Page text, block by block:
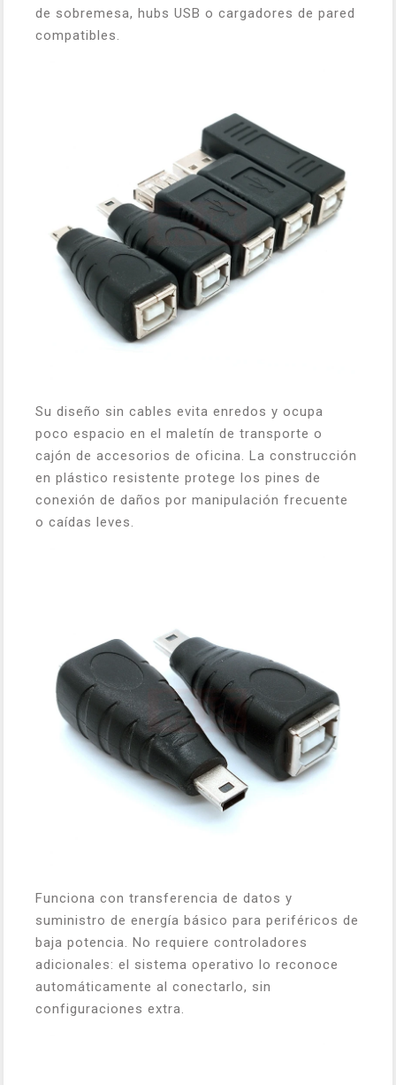
de sobremesa, hubs USB o cargadores de pared
compatibles.
Su diseño sin cables evita enredos y ocupa
poco espacio en el maletín de transporte o
cajón de accesorios de oficina. La construcción
en plástico resistente protege los pines de
conexión de daños por manipulación frecuente
o caídas leves.
Funciona con transferencia de datos y
suministro de energía básico para periféricos de
baja potencia. No requiere controladores
adicionales: el sistema operativo lo reconoce
automáticamente al conectarlo, sin
configuraciones extra.